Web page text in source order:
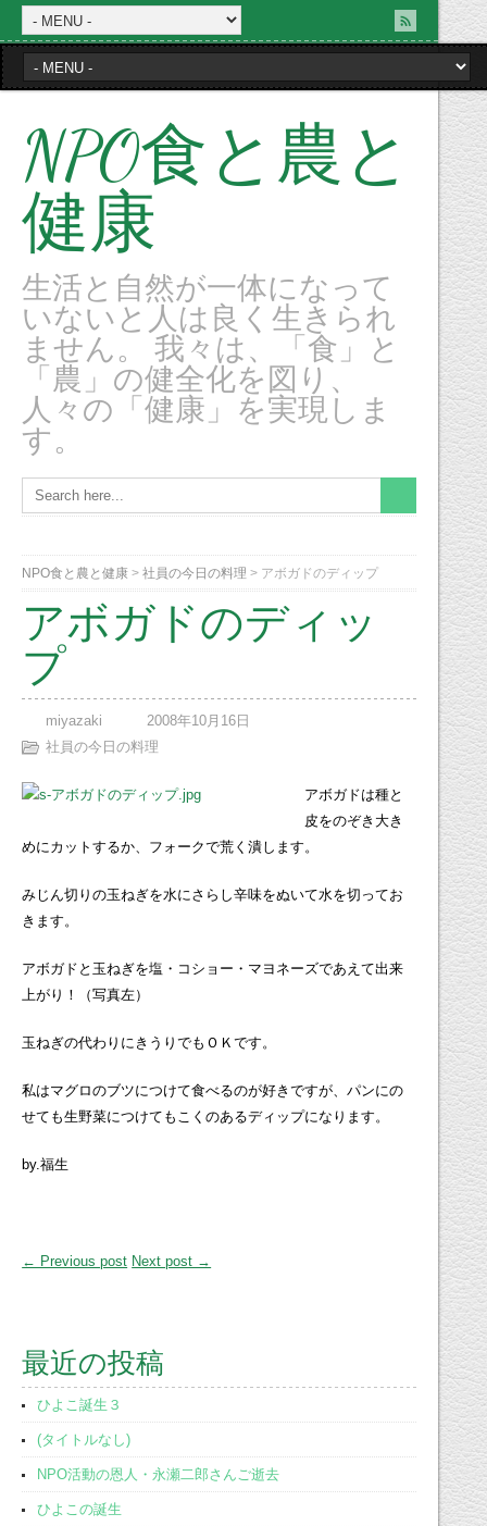
NPO食と農と
健康
生活と自然が一体になって
いないと人は良く生きられ
ません。 我々は、「食」と
「農」の健全化を図り、
人々の「健康」を実現しま
す。
NPO食と農と健康 >社員の今日の料理 > アボガドのディップ
アボガドのディッ
プ
miyazaki
2008年10月16日
社員の今日の料理
アボガドは種と
皮をのぞき大き
めにカットするか、フォークで荒く潰します。
みじん切りの玉ねぎを水にさらし辛味をぬいて水を切ってお
きます。
アボガドと玉ねぎを塩・コショー・マヨネーズであえて出来
上がり！（写真左）
玉ねぎの代わりにきうりでもＯＫです。
私はマグロのブツにつけて食べるのが好きですが、パンにの
せても生野菜につけてもこくのあるディップになります。
by.福生
← Previous post Next post →
最近の投稿
ひよこ誕生３
(タイトルなし)
NPO活動の恩人・永瀬二郎さんご逝去
ひよこの誕生